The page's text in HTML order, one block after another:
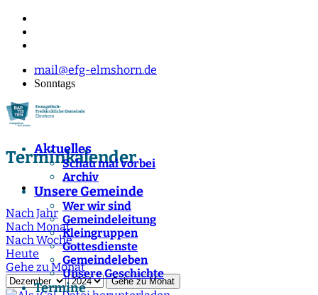
mail@efg-elmshorn.de
Sonntags
Aktuelles
Schau mal vorbei
Archiv
Unsere Gemeinde
Wer wir sind
Gemeindeleitung
Kleingruppen
Gottesdienste
Gemeindeleben
Unsere Geschichte
Termine
Terminkalender
Nach Jahr
Nach Monat
Nach Woche
Heute
Gehe zu Monat
Gehe zu Monat